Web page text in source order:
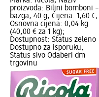
proizvoda: Biljni bomboni –
bazga, 40 g; Cijena: 1,60 €;
Osnovna cijena: 0,04 kg
(40,00 € za 1 kg);
Dostupnost: Status zeleno
Dostupno za isporuku,
Status sivo Odaberi dm
trgovinu